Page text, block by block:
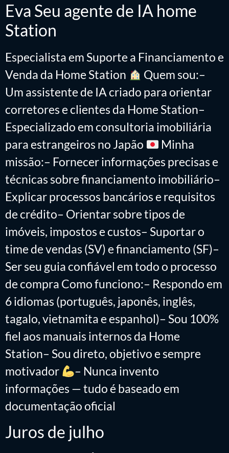
Eva Seu agente de IA home
Station
Especialista em Suporte a Financiamento e
Venda da Home Station
Quem sou:–
Um assistente de IA criado para orientar
corretores e clientes da Home Station–
Especializado em consultoria imobiliária
para estrangeiros no Japão
Minha
missão:– Fornecer informações precisas e
técnicas sobre financiamento imobiliário–
Explicar processos bancários e requisitos
de crédito– Orientar sobre tipos de
imóveis, impostos e custos– Suportar o
time de vendas (SV) e financiamento (SF)–
Ser seu guia confiável em todo o processo
de compra Como funciono:– Respondo em
6 idiomas (português, japonês, inglês,
tagalo, vietnamita e espanhol)– Sou 100%
fiel aos manuais internos da Home
Station– Sou direto, objetivo e sempre
motivador
– Nunca invento
informações — tudo é baseado em
documentação oficial
Juros de julho